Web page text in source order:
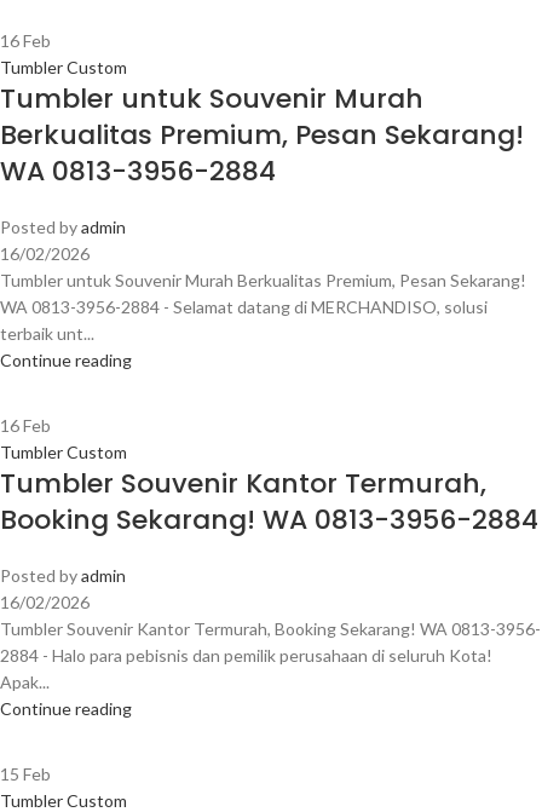
16Feb
Tumbler Custom
Tumbler untuk Souvenir Murah
Berkualitas Premium, Pesan Sekarang!
WA 0813-3956-2884
Posted byadmin
16/02/2026
Tumbler untuk Souvenir Murah Berkualitas Premium, Pesan Sekarang!
WA 0813-3956-2884 - Selamat datang di MERCHANDISO, solusi
terbaik unt...
Continue reading
16Feb
Tumbler Custom
Tumbler Souvenir Kantor Termurah,
Booking Sekarang! WA 0813-3956-2884
Posted byadmin
16/02/2026
Tumbler Souvenir Kantor Termurah, Booking Sekarang! WA 0813-3956-
2884 - Halo para pebisnis dan pemilik perusahaan di seluruh Kota!
Apak...
Continue reading
15 Feb
Tumbler Custom